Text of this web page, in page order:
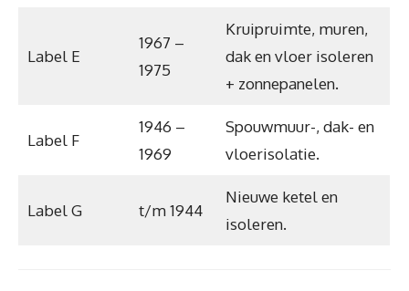
Label E
1967 –
1975
Kruipruimte, muren,
dak en vloer isoleren
+ zonnepanelen.
Label F
1946 –
1969
Spouwmuur-, dak- en
vloerisolatie.
Label G t/m 1944
Nieuwe ketel en
isoleren.